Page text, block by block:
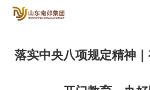
落实中央八项规定精神